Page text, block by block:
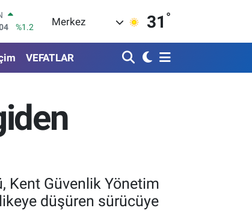
%0.17
%0.02
%64
Merkez 31 °
VEFATLAR
Kent Güvenlik Yönetim
düşüren sürücüye